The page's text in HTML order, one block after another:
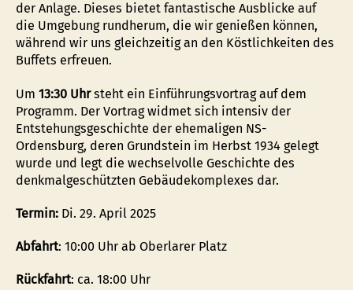
der Anlage. Dieses bietet fantastische Ausblicke auf
die Umgebung rundherum, die wir genießen können,
während wir uns gleichzeitig an den Köstlichkeiten des
Buffets erfreuen.
Um 13:30 Uhrsteht ein Einführungsvortrag auf dem
Programm. Der Vortrag widmet sich intensiv der
Entstehungsgeschichte der ehemaligen NS-
Ordensburg, deren Grundstein im Herbst 1934 gelegt
wurde und legt die wechselvolle Geschichte des
denkmalgeschützten Gebäudekomplexes dar.
Termin: Di. 29. April 2025
Abfahrt: 10:00 Uhr ab Oberlarer Platz
Rückfahrt: ca. 18:00 Uhr